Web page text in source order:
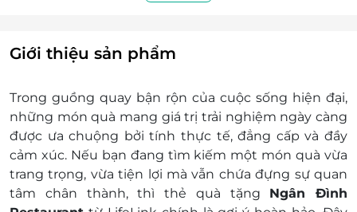
Áp dụng cho toàn bộ sản phẩm tại nhà hàng.
E-Gift được sử dụng như tiền mặt và áp dụng với
WMC Prestige).
Khách hàng vui lòng xuất trình E-Gift trước khi
sử dụng dịch vụ.
Giá món ăn trên menu chưa bao gồm phí phục
vụ và thuế GTGT.
Vui lòng liên hệ Nhà hàng để biết thêm thông
Giới thiệu sản phẩm
Trong guồng quay bận rộn của cuộc sống hiện đại,
những món quà mang giá trị trải nghiệm ngày càng
được ưa chuộng bởi tính thực tế, đẳng cấp và đầy
cảm xúc. Nếu bạn đang tìm kiếm một món quà vừa
trang trọng, vừa tiện lợi mà vẫn chứa đựng sự quan
tâm chân thành, thì thẻ quà tặng Ngân Đình